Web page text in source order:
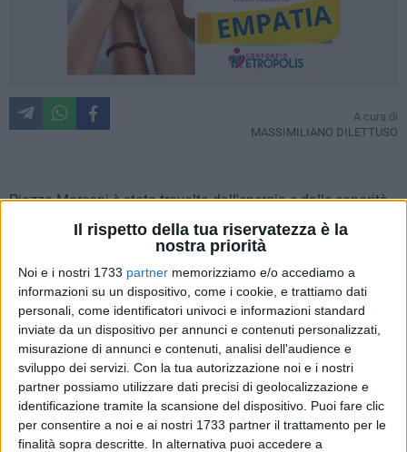
Il rispetto della tua riservatezza è la
nostra priorità
Noi e i nostri 1733 partner memorizziamo e/o accediamo a
informazioni su un dispositivo, come i cookie, e trattiamo dati
personali, come identificatori univoci e informazioni standard
inviate da un dispositivo per annunci e contenuti personalizzati,
misurazione di annunci e contenuti, analisi dell'audience e
sviluppo dei servizi. Con la tua autorizzazione noi e i nostri
partner possiamo utilizzare dati precisi di geolocalizzazione e
identificazione tramite la scansione del dispositivo. Puoi fare clic
per consentire a noi e ai nostri 1733 partner il trattamento per le
finalità sopra descritte. In alternativa puoi accedere a
A cura di
MASSIMILIANO DILETTUSO
Piazza Marconi è stata travolta dall'energia e dalle sonorità
uniche delreggae salentino . Il concerto deiSud Sound
è stato uno dei momenti più coinvolgenti della festa
patronale di Bitonto e, ieri, ha trasformato il cuore della città
in una grande festa collettiva per giovani e adulti.
La storicaband salentinaha acceso la serata di domenica
24 maggio con un live carico di ritmo e identità territoriale,
confermando ancora una volta il forte legame con il
pubblico pugliese. Sul palco, i Sud Sound System hanno
proposto alcuni dei pezzi più iconici della loro lunga carriera,
facendo cantare intere generazioni sulle note di "Le radici ca